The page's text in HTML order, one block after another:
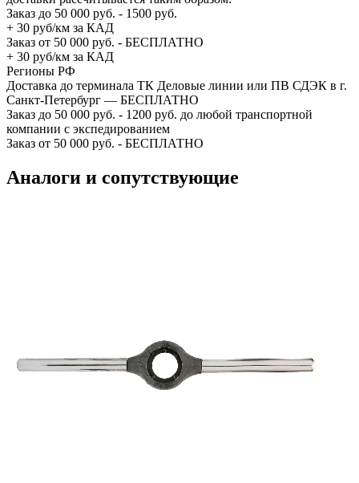
Заказ до 50 000 руб. - 1500 руб.
+ 30 руб/км за КАД
Заказ от 50 000 руб. - БЕСПЛАТНО
+ 30 руб/км за КАД
Регионы РФ
Доставка до терминала ТК Деловые линии или ПВ СДЭК в г.
Санкт-Петербург — БЕСПЛАТНО
Заказ до 50 000 руб. - 1200 руб. до любой транспортной
компании с экспедированием
Заказ от 50 000 руб. - БЕСПЛАТНО
Аналоги и сопутствующие